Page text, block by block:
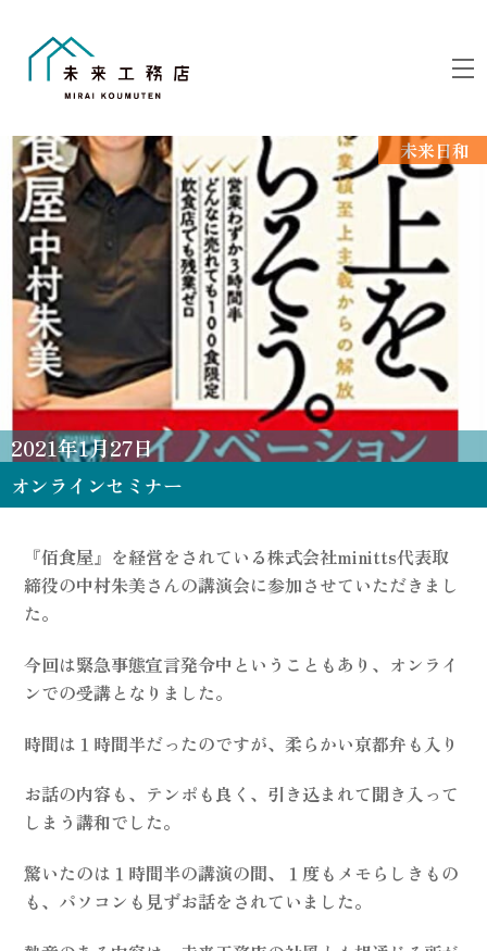
未来日和
2021年1月27日
オンラインセミナー
『佰食屋』を経営をされている株式会社minitts代表取
締役の中村朱美さんの講演会に参加させていただきまし
た。
今回は緊急事態宣言発令中ということもあり、オンライ
ンでの受講となりました。
時間は１時間半だったのですが、柔らかい京都弁も入り
お話の内容も、テンポも良く、引き込まれて聞き入って
しまう講和でした。
驚いたのは１時間半の講演の間、１度もメモらしきもの
も、パソコンも見ずお話をされていました。